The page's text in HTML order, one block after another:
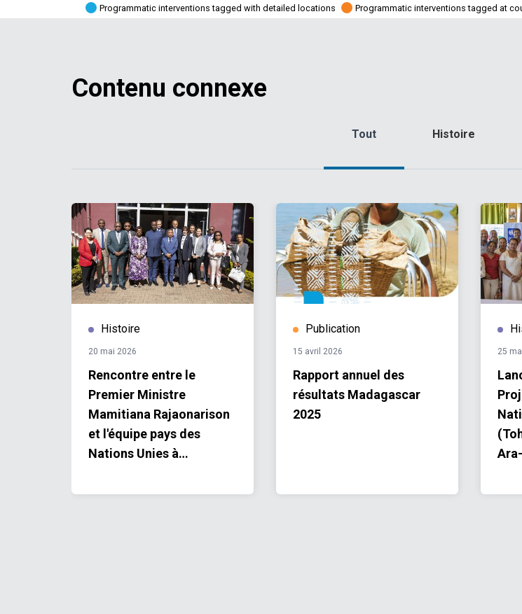
Programmatic interventions tagged with detailed locations Programmatic interventions tagged at
Contenu connexe
Tout Histoire
Histoire
20 mai 2026
Rencontre entre le
Premier Ministre
Mamitiana Rajaonarison
et l'équipe pays des
Nations Unies à
Publication
15 avril 2026
Rapport annuel des
résultats Madagascar
2025
25